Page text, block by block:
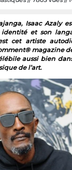
Isaac Azaly
et son
cet artiste
magazine
aussi bien
de l’art.